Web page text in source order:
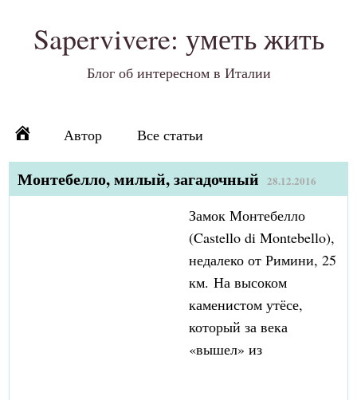
Sapervivere: уметь жить
Блог об интересном в Италии
Автор Все статьи
Монтебелло, милый, загадочный 28.12.2016
Замок Монтебелло
(Castello di Montebello),
недалеко от Римини, 25
км.На высоком
каменистом утёсе,
который за века
«вышел» из